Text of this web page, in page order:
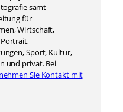
samt
für
Wirtschaft,
Sport, Kultur,
und privat. Bei
nehmen Sie Kontakt mit